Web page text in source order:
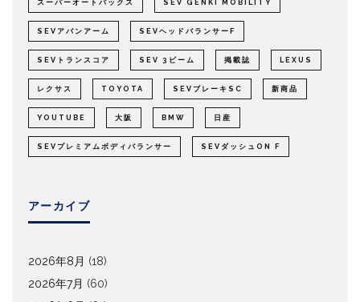
スーパーオートバックス SEV GENKI MOBILITY
SEVアバンアーム SEVヘッドバランサーF
SEVトランスコア SEV 3ビーム 掲載誌 LEXUS
レクサス TOYOTA SEVブレーキSC 新商品
YOUTUBE 大阪 BMW 日産
SEVプレミアムボディバランサー SEVダッシュON F
アーカイブ
2026年8月 (18)
2026年7月 (60)